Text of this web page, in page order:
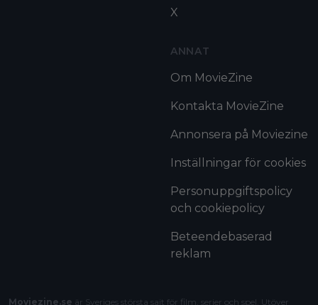
X
ANNAT
Om MovieZine
Kontakta MovieZine
Annonsera på Moviezine
Inställningar för cookies
Personuppgiftspolicy
och cookiepolicy
Beteendebaserad
reklam
Moviezine.se är Sveriges största sajt för film, serier och spel. Utöver